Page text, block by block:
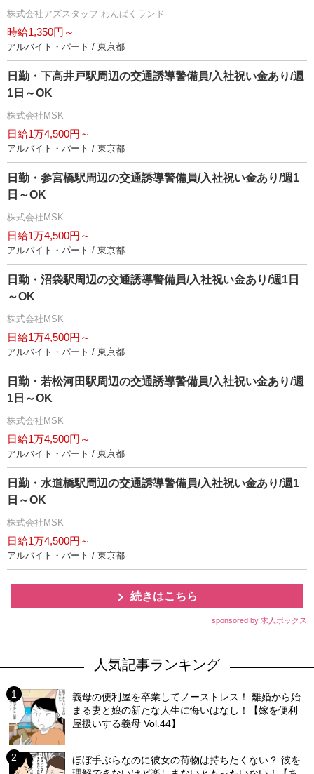
株式会社アズスタッフ わんぱくランド
時給1,350円～
アルバイト・パート / 東京都
日勤・下高井戸駅周辺の交通誘導警備員/入社祝い金あり/週
1日～OK
株式会社MSK
日給1万4,500円～
アルバイト・パート / 東京都
日勤・参宮橋駅周辺の交通誘導警備員/入社祝い金あり/週1
日～OK
株式会社MSK
日給1万4,500円～
アルバイト・パート / 東京都
日勤・沼袋駅周辺の交通誘導警備員/入社祝い金あり/週1日
～OK
株式会社MSK
日給1万4,500円～
アルバイト・パート / 東京都
日勤・若松河田駅周辺の交通誘導警備員/入社祝い金あり/週
1日～OK
株式会社MSK
日給1万4,500円～
アルバイト・パート / 東京都
日勤・水道橋駅周辺の交通誘導警備員/入社祝い金あり/週1
日～OK
株式会社MSK
日給1万4,500円～
アルバイト・パート / 東京都
続きはこちら
sponsored by 求人ボックス
人気記事ランキング
義母の便利屋を卒業してノーストレス！ 離婚から始
まる妻と娘の新たな人生に悔いはなし！【嫁を便利
屋扱いする義母 Vol.44】
ほぼ手ぶらなのに彼女の荷物は持ちたくない？ 彼を